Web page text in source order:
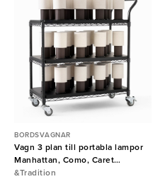
BORDSVAGNAR
Vagn 3 plan till portabla lampor
Manhattan, Como, Caret
&tradition
&Tradition